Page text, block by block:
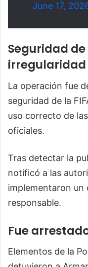
June 17,
Seguridad
irregularidad
La operación fue
seguridad de la
uso correcto de
oficiales.
Tras detectar la
notificó a las
implementaron un
responsable.
Fue
Elementos de la